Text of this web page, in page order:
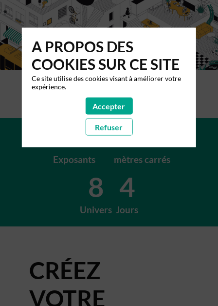
+200
Exposants
+15K
mètres carrés
8
Univers
4
Jours
CRÉEZ
VOTRE
A PROPOS DES
COOKIES SUR CE SITE
Ce site utilise des cookies visant à améliorer votre
expérience.
Accepter
Refuser